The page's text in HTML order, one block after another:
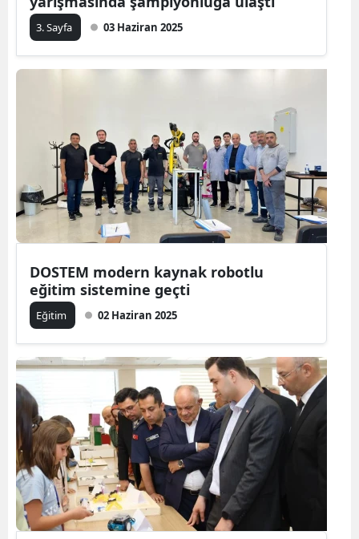
3. Sayfa 03 Haziran 2025
DOSTEM modern kaynak robotlu
eğitim sistemine geçti
Eğitim 02 Haziran 2025